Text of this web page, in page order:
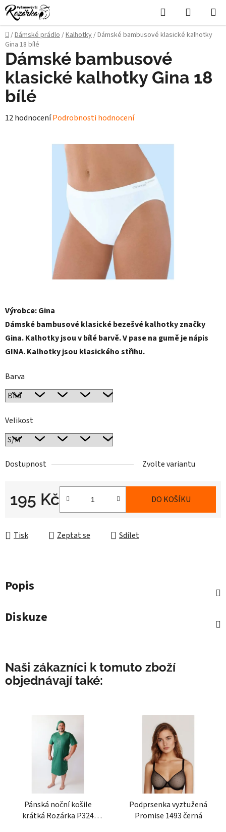
Přejít
na
obsah
Hledat
KOŠÍK
Domů
/Dámské prádlo/Kalhotky/Dámské bambusové klasické kalhotky
Gina 18 bílé
Výrobce: Gina
Dámské bambusové klasické bezešvé kalhotky značky
Gina. Kalhotky jsou v bílé barvě. V pase na gumě je nápis
GINA. Kalhotky jsou klasického střihu.
Barva
Velikost
Dostupnost Zvolte variantu
195 Kč DO KOŠÍKU
Tisk Zeptat se Sdílet
Dámské bambusové
klasické kalhotky Gina 18
bílé
Průměrné
12 hodnoceníPodrobnosti hodnocení
Popis
Diskuze
Naši zákazníci k tomuto zboží
objednávají také:
Pánská noční košile
krátká Rozárka P324
Podprsenka vyztužená
Promise 1493 černá